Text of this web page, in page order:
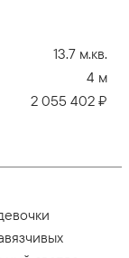
13.7 м.кв.
4 м
2 055 402 ₽